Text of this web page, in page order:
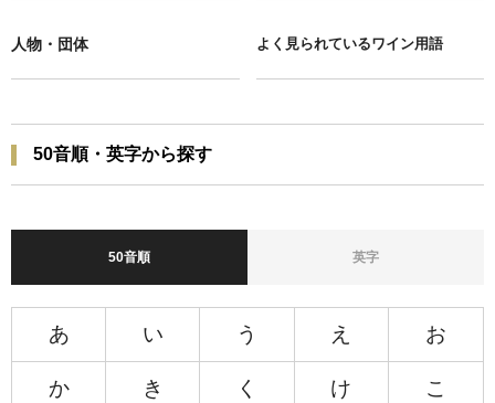
人物・団体 よく見られているワイン用語
50音順・英字から探す
50音順 英字
あ い う え お
か き く け こ